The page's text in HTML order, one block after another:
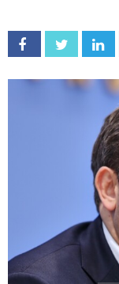
Facebook Twitter